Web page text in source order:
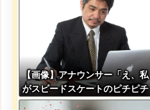
【画像】アナウンサー「え、私
がスピードスケートのピチピチ
ユニフォーム着るんですか…？